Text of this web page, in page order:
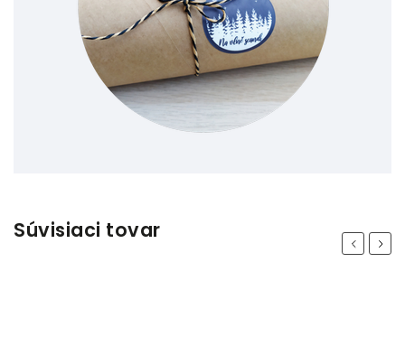
Súvisiaci tovar Previous
Next